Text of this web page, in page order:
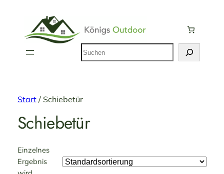
Suchen
Start/ Schiebetür
Schiebetür
Einzelnes
Ergebnis